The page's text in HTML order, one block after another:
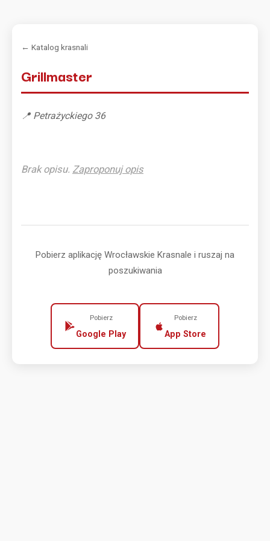
← Katalog krasnali
Grillmaster
📍 Petrażyckiego 36
Brak opisu. Zaproponuj opis
Pobierz aplikację Wrocławskie Krasnale i ruszaj na
poszukiwania
Pobierz
Google Play
Pobierz
App Store